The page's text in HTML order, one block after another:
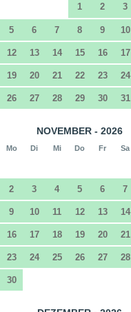
1 2 3
5 6 7 8 9 10
12 13 14 15 16 17
19 20 21 22 23 24
26 27 28 29 30 31
NOVEMBER - 2026
Mo Di Mi Do Fr Sa
2 3 4 5 6 7
9 10 11 12 13 14
16 17 18 19 20 21
23 24 25 26 27 28
30